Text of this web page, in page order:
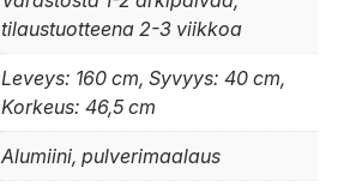
tilaustuotteena 2-3 viikkoa
Leveys: 160 cm, Syvyys: 40 cm,
Korkeus: 46,5 cm
Alumiini, pulverimaalaus